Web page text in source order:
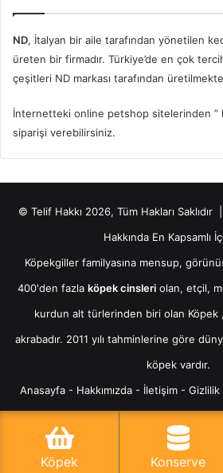
ND, İtalyan bir aile tarafından yönetilen
üreten bir firmadır. Türkiye’de en çok
çeşitleri ND markası tarafından
İnternetteki online petshop sitelerinden ”
siparişi verebilirsiniz.
© Telif Hakkı 2026, Tüm Hakları Saklıdır
Hakkında En Kapsamlı
Köpekgiller familyasına mensup,
400'den fazla köpek cinsleri olan, etçil,
kurdun alt türlerinden biri olan Köpek
akrabadır. 2011 yılı tahminlerine göre
köpek vardır.
Anasayfa - Hakkımızda - İletişim - Gizlilik
Köpek
Konserve